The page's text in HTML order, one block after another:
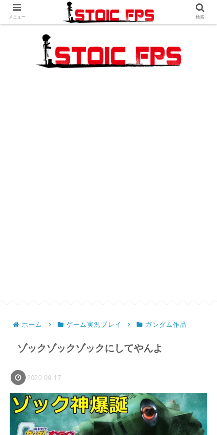
ホーム ゲーム実況プレイ ガンダム作品
ゾックゾックゾックにしてやんよ
2020.09.17
メニュー 検索